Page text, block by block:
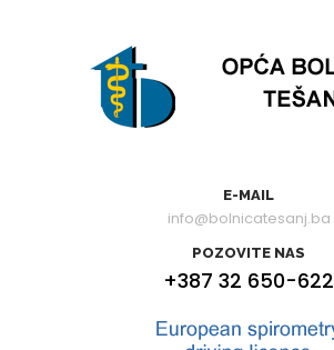
E-MAIL
info@bolnicatesanj.ba
POZOVITE NAS
+387 32 650-622